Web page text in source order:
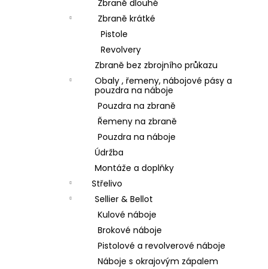
Zbraně dlouhé
Zbraně krátké
Pistole
Revolvery
Zbraně bez zbrojního průkazu
Obaly , řemeny, nábojové pásy a
pouzdra na náboje
Pouzdra na zbraně
Řemeny na zbraně
Pouzdra na náboje
Údržba
Montáže a doplňky
Střelivo
Sellier & Bellot
Kulové náboje
Brokové náboje
Pistolové a revolverové náboje
Náboje s okrajovým zápalem